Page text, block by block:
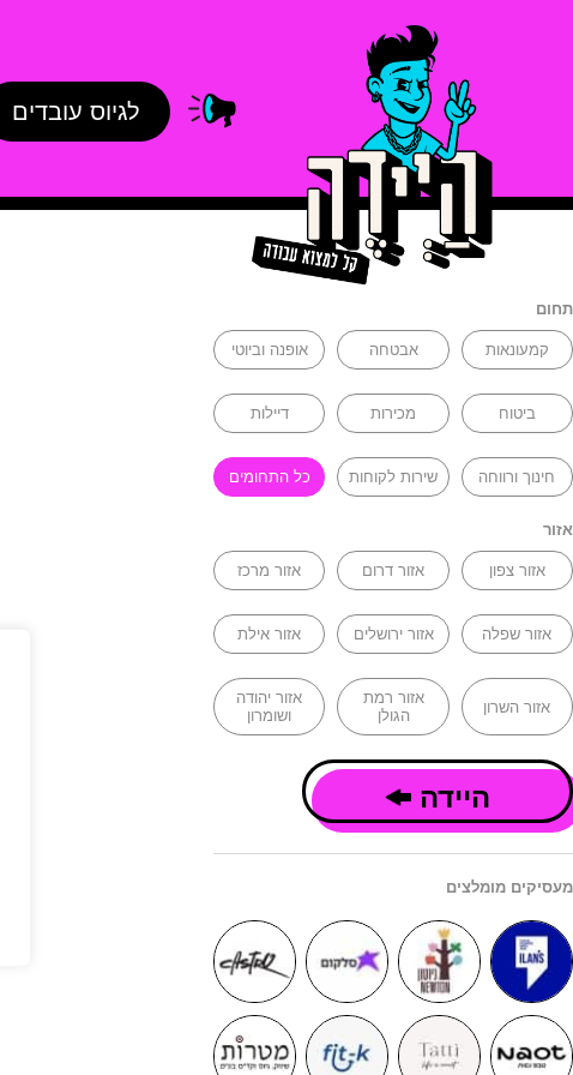
לגיוס עובדים
תחום
קמעונאות אבטחה אופנה וביוטי
ביטוח מכירות דיילות
חינוך ורווחה שירות לקוחות כל התחומים
אזור
אזור צפון אזור דרום אזור מרכז
אזור שפלה אזור ירושלים אזור אילת
אזור השרון
אזור רמת
הגולן
אזור יהודה
ושומרון
היידה
מעסיקים מומלצים